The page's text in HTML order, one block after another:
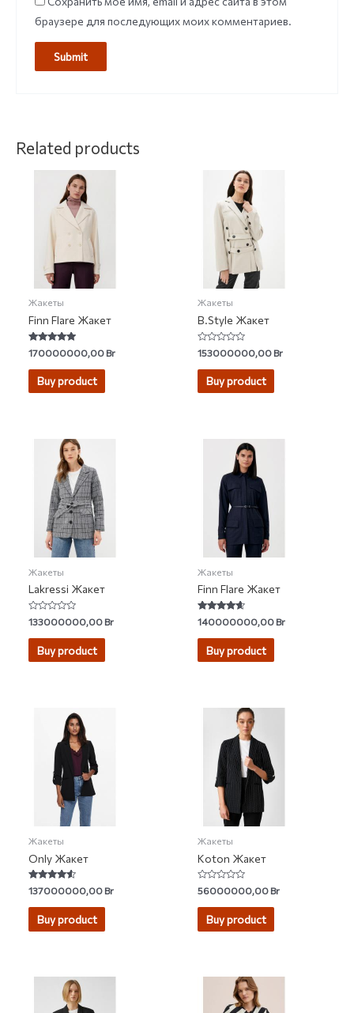
браузере для последующих моих комментариев.
Related products
Жакеты
Finn Flare Жакет
Rated
4.67
out of 5
170000000,00Br
Buy product
Жакеты
B.Style Жакет
Rated
0
out
153000000,00Br
Buy product
Жакеты
Lakressi Жакет
Rated
0
out
133000000,00Br
Buy product
Жакеты
Finn Flare Жакет
Rated
4.40
out of 5
140000000,00Br
Buy product
Жакеты
Only Жакет
Rated
4.33
out of 5
137000000,00Br
Buy product
Жакеты
Koton Жакет
Rated
0
out
56000000,00Br
Buy product